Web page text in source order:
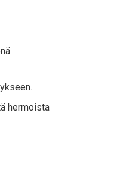
hermoista